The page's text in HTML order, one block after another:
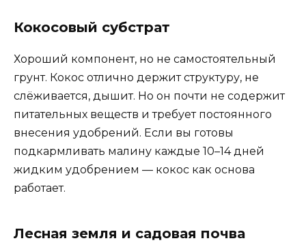
Кокосовый субстрат
Хороший компонент, но не самостоятельный
грунт. Кокос отлично держит структуру, не
слёживается, дышит. Но он почти не содержит
питательных веществ и требует постоянного
внесения удобрений. Если вы готовы
подкармливать малину каждые 10–14 дней
жидким удобрением — кокос как основа
работает.
Лесная земля и садовая почва